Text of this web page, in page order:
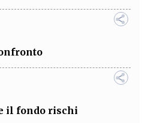
il fondo rischi